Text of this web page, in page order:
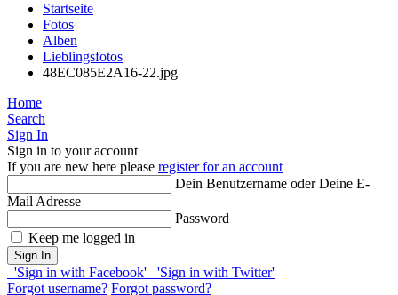
Startseite
Fotos
Alben
Lieblingsfotos
48EC085E2A16-22.jpg
Home
Search
Sign In
Sign in to your account
If you are new here please register for an account
Dein Benutzername oder Deine E-
Mail Adresse
Password
Keep me logged in
Sign In
'Sign in with Facebook'
'Sign in with Twitter'
Forgot username? Forgot password?